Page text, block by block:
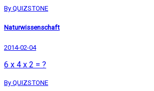
By QUIZSTONE
Naturwissenschaft
2014-02-04
6 x 4 x 2 = ?
By QUIZSTONE